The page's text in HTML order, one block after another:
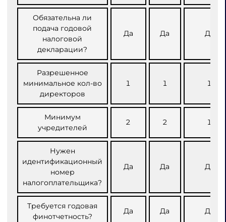
Обязательна ли
подача годовой
налоговой
декларации?
Да Да Да
Разрешенное
минимальное кол-во
директоров
1 1 1
Минимум
учредителей
2 2 1
Нужен
идентификационный
номер
налогоплательщика?
Да Да Да
Требуется годовая
финотчетность?
Да Да Да